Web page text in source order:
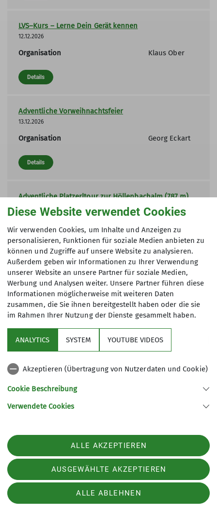
LVS–Kurs – Lerne Dein Gerät kennen
12.12.2026
Organisation Klaus Ober
Details
Adventliche Vorweihnachtsfeier
13.12.2026
Organisation Georg Eckart
Details
Adventliche Platzerltour zur Höllenbachalm (787 m)
17.12.2026
Kinderskikurs
19.12.2026
Organisation
Heinrich
Riesemann
Details
27.12.2026
Organisation
Eingehskitour mit LVS-Übung
28.12.2026
Diese Website verwendet Cookies
Wir verwenden Cookies, um Inhalte und Anzeigen zu
personalisieren, Funktionen für soziale Medien anbieten zu
können und Zugriffe auf unsere Website zu analysieren.
Außerdem geben wir Informationen zu Ihrer Verwendung
unserer Website an unsere Partner für soziale Medien,
Werbung und Analysen weiter. Unsere Partner führen diese
Informationen möglicherweise mit weiteren Daten
zusammen, die Sie ihnen bereitgestellt haben oder die sie
im Rahmen Ihrer Nutzung der Dienste gesammelt haben.
ANALYTICS SYSTEM YOUTUBE VIDEOS
Akzeptieren (Übertragung von Nutzerdaten und Cookie)
Cookie Beschreibung
Verwendete Cookies
ALLE AKZEPTIEREN
AUSGEWÄHLTE AKZEPTIEREN
ALLE ABLEHNEN